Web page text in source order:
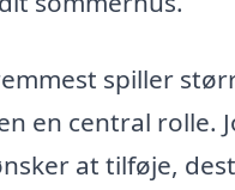
spiller
en central rolle.
at tilføje,